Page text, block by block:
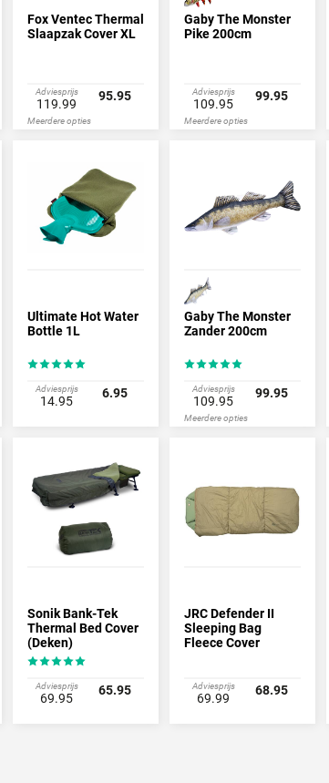
Fox Ventec Thermal
Slaapzak Cover XL
Adviesprijs
119.99
95.95
Meerdere opties
Gaby The Monster
Pike 200cm
Adviesprijs
109.95
99.95
Meerdere opties
Ultimate Hot Water
Bottle 1L
Adviesprijs
14.95
6.95
Gaby The Monster
Zander 200cm
Adviesprijs
109.95
99.95
Meerdere opties
Sonik Bank-Tek
Thermal Bed Cover
(Deken)
Adviesprijs
69.95
65.95
JRC Defender II
Sleeping Bag
Fleece Cover
Adviesprijs
69.99
68.95